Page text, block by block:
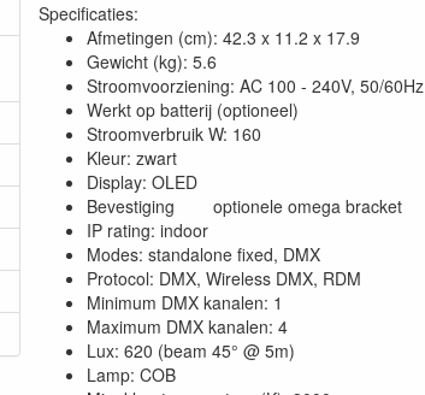
Specificaties:
Afmetingen (cm): 42.3 x 11.2 x 17.9
Gewicht (kg): 5.6
Stroomvoorziening: AC 100 - 240V, 50/60Hz
Werkt op batterij (optioneel)
Stroomverbruik W: 160
Kleur: zwart
Display: OLED
Bevestiging optionele omega bracket
IP rating: indoor
Modes: standalone fixed, DMX
Protocol: DMX, Wireless DMX, RDM
Minimum DMX kanalen: 1
Maximum DMX kanalen: 4
Lux: 620 (beam 45° @ 5m)
Lamp: COB